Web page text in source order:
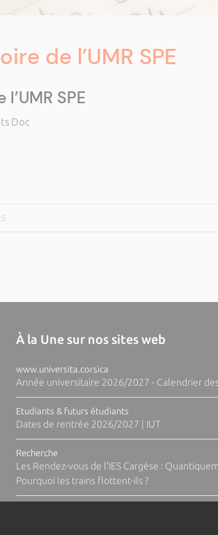
de l’UMR SPE
SPE
Doc
À la Une sur nos sites web
www.universita.corsica
Année universitaire 2026/2027 - Calendrier
Etudiants & futurs étudiants
Dates de rentrée 2026/2027 | IUT
Recherche
Les Rendez-vous de l'IES Cargèse :
Pourquoi les trains flottent-ils ?